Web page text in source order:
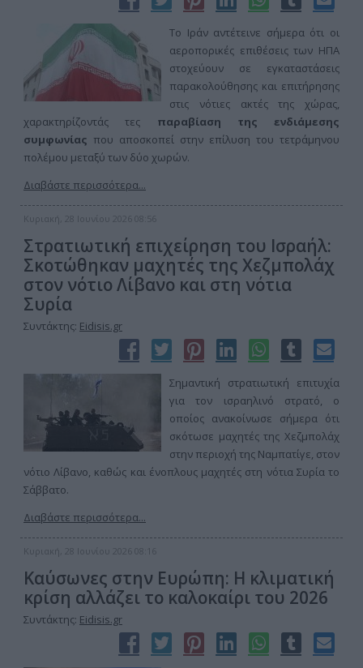
Το Ιράν αντέτεινε σήμερα ότι οι
αεροπορικές επιθέσεις των ΗΠΑ
στοχεύουν σε εγκαταστάσεις
παρακολούθησης και επιτήρησης
στις νότιες ακτές της χώρας,
χαρακτηρίζοντάς τες παραβίαση της ενδιάμεσης
συμφωνίας που αποσκοπεί στην επίλυση του τετράμηνου
πολέμου μεταξύ των δύο χωρών.
Διαβάστε περισσότερα...
Κυριακή, 28 Ιουνίου 2026 08:56
Στρατιωτική επιχείρηση του Ισραήλ:
Σκοτώθηκαν μαχητές της Χεζμπολάχ
στον νότιο Λίβανο και στη νότια
Συρία
Συντάκτης: Eidisis.gr
Σημαντική στρατιωτική επιτυχία
για τον ισραηλινό στρατό, ο
οποίος ανακοίνωσε σήμερα ότι
σκότωσε μαχητές της Χεζμπολάχ
στην περιοχή της Ναμπατίγε, στον
νότιο Λίβανο, καθώς και ένοπλους μαχητές στη νότια Συρία το
Σάββατο.
Διαβάστε περισσότερα...
Κυριακή, 28 Ιουνίου 2026 08:16
Καύσωνες στην Ευρώπη: Η κλιματική
κρίση αλλάζει το καλοκαίρι του 2026
Συντάκτης: Eidisis.gr